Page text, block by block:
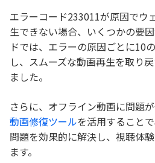
エラーコード233011が原因でウ
生できない場合、いくつかの要
ドでは、エラーの原因ごとに10
し、スムーズな動画再生を取り
ました。
さらに、オフライン動画に問題
動画修復ツールを活用すること
問題を効果的に解決し、視聴体
ます。